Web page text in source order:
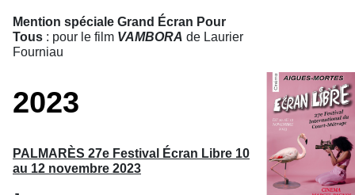
Mention spéciale Grand Écran Pour
Tous : pour le film VAMBORA de Laurier
Fourniau
2023
PALMARÈS 27e Festival Écran Libre 10
au 12 novembre 2023